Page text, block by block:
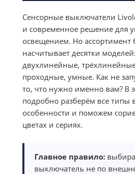
Сенсорные выключатели
и современное решение для
освещением. Но ассортимент
насчитывает десятки
двухлинейные,
проходные, умные. Как не
то, что нужно именно вам? В
подробно разберём все типы
особенности и поможем
цветах и сериях.
Главное правило:
выключатель не по